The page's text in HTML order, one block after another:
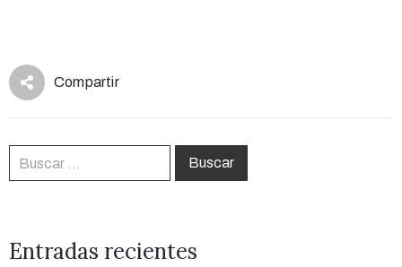
Compartir
Entradas recientes